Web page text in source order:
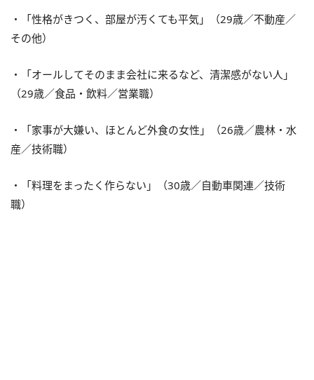
・「性格がきつく、部屋が汚くても平気」（29歳／不動産／
その他）
・「オールしてそのまま会社に来るなど、清潔感がない人」
（29歳／食品・飲料／営業職）
・「家事が大嫌い、ほとんど外食の女性」（26歳／農林・水
産／技術職）
・「料理をまったく作らない」（30歳／自動車関連／技術
職）